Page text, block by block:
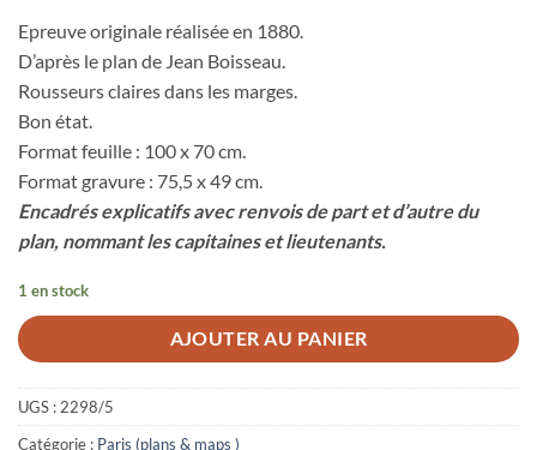
Epreuve originale réalisée en 1880.
D’après le plan de Jean Boisseau.
Rousseurs claires dans les marges.
Bon état.
Format feuille : 100 x 70 cm.
Format gravure : 75,5 x 49 cm.
Encadrés explicatifs avec renvois de part et d’autre du
plan, nommant les capitaines et lieutenants.
1 en stock
AJOUTER AU PANIER
UGS : 2298/5
Catégorie : Paris (plans & maps )